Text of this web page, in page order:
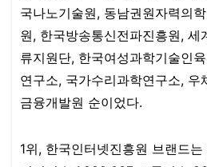
국나노기술원, 동남권원자력의
원, 한국방송통신전파진흥원, 세
류지원단, 한국여성과학기술인
연구소, 국가수리과학연구소, 우
금융개발원 순이었다.​​​​
1위, 한국인터넷진흥원 브랜드